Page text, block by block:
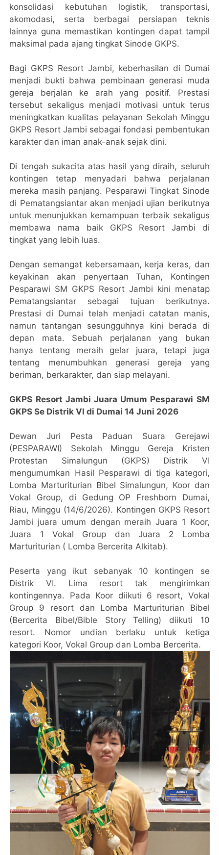
konsolidasi kebutuhan logistik, transportasi,
akomodasi, serta berbagai persiapan teknis
lainnya guna memastikan kontingen dapat tampil
maksimal pada ajang tingkat Sinode GKPS.
Bagi GKPS Resort Jambi, keberhasilan di Dumai
menjadi bukti bahwa pembinaan generasi muda
gereja berjalan ke arah yang positif. Prestasi
tersebut sekaligus menjadi motivasi untuk terus
meningkatkan kualitas pelayanan Sekolah Minggu
GKPS Resort Jambi sebagai fondasi pembentukan
karakter dan iman anak-anak sejak dini.
Di tengah sukacita atas hasil yang diraih, seluruh
kontingen tetap menyadari bahwa perjalanan
mereka masih panjang. Pesparawi Tingkat Sinode
di Pematangsiantar akan menjadi ujian berikutnya
untuk menunjukkan kemampuan terbaik sekaligus
membawa nama baik GKPS Resort Jambi di
tingkat yang lebih luas.
Dengan semangat kebersamaan, kerja keras, dan
keyakinan akan penyertaan Tuhan, Kontingen
Pesparawi SM GKPS Resort Jambi kini menatap
Pematangsiantar sebagai tujuan berikutnya.
Prestasi di Dumai telah menjadi catatan manis,
namun tantangan sesungguhnya kini berada di
depan mata. Sebuah perjalanan yang bukan
hanya tentang meraih gelar juara, tetapi juga
tentang menumbuhkan generasi gereja yang
beriman, berkarakter, dan siap melayani.
GKPS Resort Jambi Juara Umum Pesparawi SM
GKPS Se Distrik VI di Dumai 14 Juni 2026
Dewan Juri Pesta Paduan Suara Gerejawi
(PESPARAWI) Sekolah Minggu Gereja Kristen
Protestan Simalungun (GKPS) Distrik VI
mengumumkan Hasil Pesparawi di tiga kategori,
Lomba Marturiturian Bibel Simalungun, Koor dan
Vokal Group, di Gedung OP Freshborn Dumai,
Riau, Minggu (14/6/2026). Kontingen GKPS Resort
Jambi juara umum dengan meraih Juara 1 Koor,
Juara 1 Vokal Group dan Juara 2 Lomba
Marturiturian ( Lomba Bercerita Alkitab).
Peserta yang ikut sebanyak 10 kontingen se
Distrik VI. Lima resort tak mengirimkan
kontingennya. Pada Koor diikuti 6 resort, Vokal
Group 9 resort dan Lomba Marturiturian Bibel
(Bercerita Bibel/Bible Story Telling) diikuti 10
resort. Nomor undian berlaku untuk ketiga
kategori Koor, Vokal Group dan Lomba Bercerita.